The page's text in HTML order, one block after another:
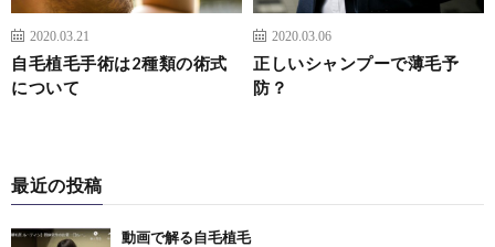
2020.03.21
自毛植毛手術は2種類の術式
について
2020.03.06
正しいシャンプーで薄毛予
防？
最近の投稿
動画で解る自毛植毛